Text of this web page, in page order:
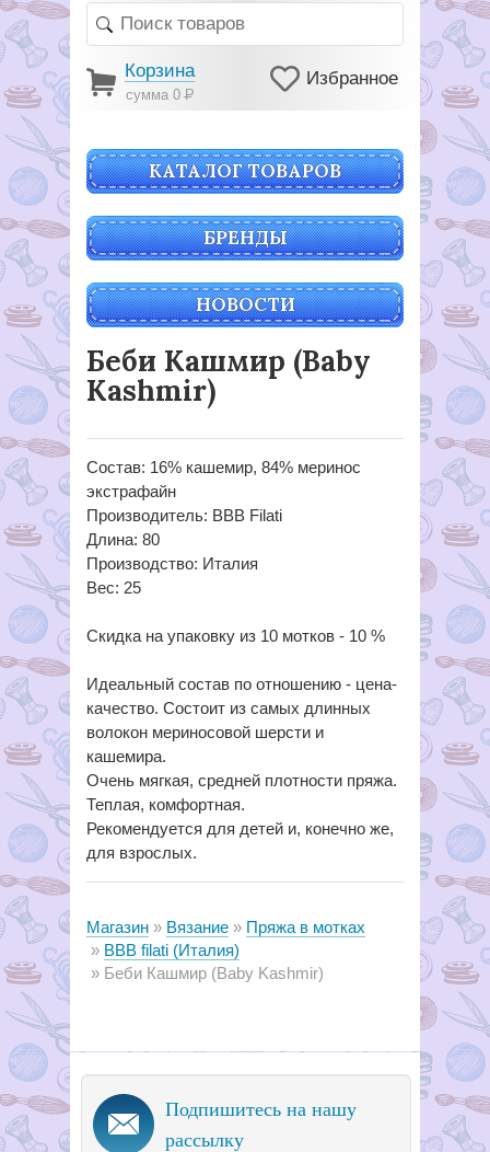
Корзина
сумма 0Р
Избранное
КАТАЛОГ ТОВАРОВ
БРЕНДЫ
НОВОСТИ
Беби Кашмир (Baby
Kashmir)
Состав: 16% кашемир, 84% меринос
экстрафайн
Производитель: BBB Filati
Длина: 80
Производство: Италия
Вес: 25
Скидка на упаковку из 10 мотков - 10 %
Идеальный состав по отношению - цена-
качество. Состоит из самых длинных
волокон мериносовой шерсти и
кашемира.
Очень мягкая, средней плотности пряжа.
Теплая, комфортная.
Рекомендуется для детей и, конечно же,
для взрослых.
Магазин Вязание
Пряжа в мотках
BBB filati (Италия)
Беби Кашмир (Baby Kashmir)
Подпишитесь на нашу
рассылку